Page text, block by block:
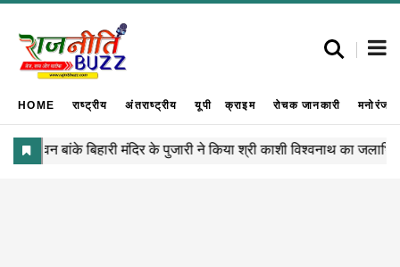
HOME राष्ट्रीय अंतराष्ट्रीय यूपी क्राइम रोचक जानकारी मनोरंजन